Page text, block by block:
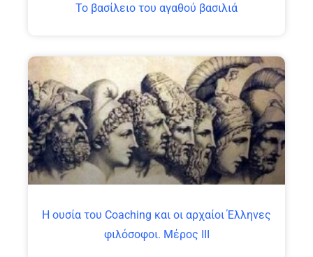
Το βασίλειο του αγαθού βασιλιά
Η ουσία του Coaching και οι αρχαίοι Έλληνες
φιλόσοφοι. Μέρος ΙΙΙ